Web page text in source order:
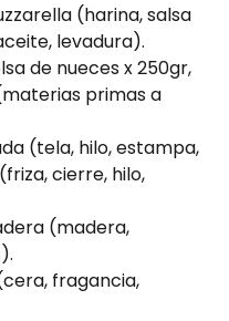
(harina, salsa
levadura).
de nueces x 250gr,
primas a
(tela, hilo, estampa,
cierre, hilo,
(madera,
fragancia,